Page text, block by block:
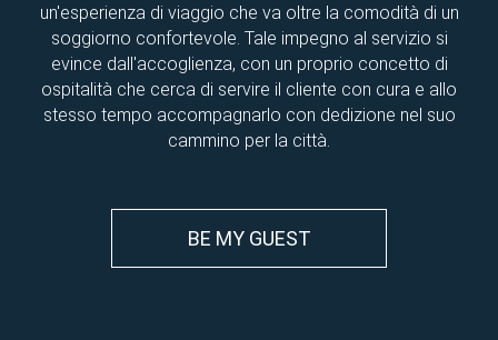
un'esperienza di viaggio che va oltre la comodità di un
soggiorno confortevole. Tale impegno al servizio si
evince dall'accoglienza, con un proprio concetto di
ospitalità che cerca di servire il cliente con cura e allo
stesso tempo accompagnarlo con dedizione nel suo
cammino per la città.
BE MY GUEST